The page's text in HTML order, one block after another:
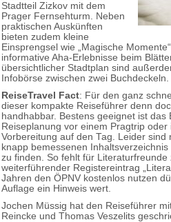
Stadtteil Zizkov mit dem
Prager Fernsehturm. Neben
praktischen Auskünften
bieten zudem kleine
Einsprengsel wie „Magische
informative Aha-Erlebnisse beim
übersichtlicher Stadtplan sind
Infobörse zwischen zwei Buchdeckeln.
ReiseTravel Fact: Für den ganz
dieser kompakte Reiseführer denn
handhabbar. Bestens geeignet ist das
Reiseplanung vor einem Pragtrip
Vorbereitung auf den Tag. Leider sind
knapp bemessenen
zu finden. So fehlt für Literaturfreunde
weiterführender Registereintrag
Jahren den ÖPNV kostenlos nutzen
Auflage ein Hinweis wert.
Jochen Müssig hat den Reiseführer
Reincke und Thomas Veszelits